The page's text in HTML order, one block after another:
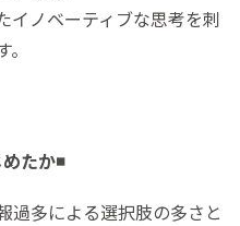
イノベーティブな思考を刺
たか◾️
過多による選択肢の多さと